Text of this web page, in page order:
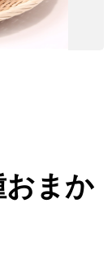
まか